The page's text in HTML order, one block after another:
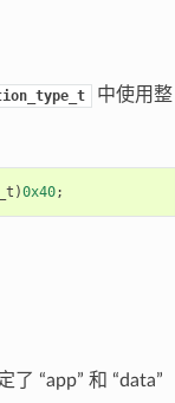
中使用整
)0x40;
“app” 和 “data”